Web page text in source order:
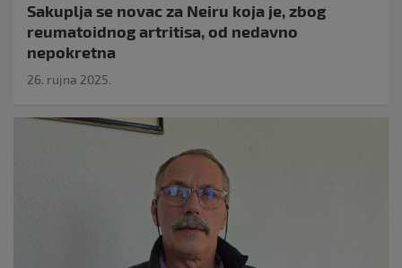
Sakuplja se novac za Neiru koja je, zbog
reumatoidnog artritisa, od nedavno
nepokretna
26. rujna 2025.